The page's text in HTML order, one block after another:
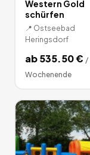
Western Gold
schürfen
📍 Ostseebad
Heringsdorf
ab535.50€ /
Wochenende